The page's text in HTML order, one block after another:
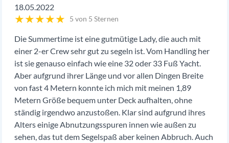
18.05.2022
★★★★★ 5 von 5 Sternen
Die Summertime ist eine gutmütige Lady, die auch mit
einer 2-er Crew sehr gut zu segeln ist. Vom Handling her
ist sie genauso einfach wie eine 32 oder 33 Fuß Yacht.
Aber aufgrund ihrer Länge und vor allen Dingen Breite
von fast 4 Metern konnte ich mich mit meinen 1,89
Metern Größe bequem unter Deck aufhalten, ohne
ständig irgendwo anzustoßen. Klar sind aufgrund ihres
Alters einige Abnutzungsspuren innen wie außen zu
sehen, das tut dem Segelspaß aber keinen Abbruch. Auch